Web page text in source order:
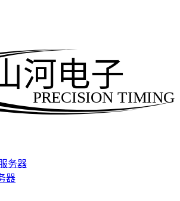
PRECISION TIMING
河电子
务器
器